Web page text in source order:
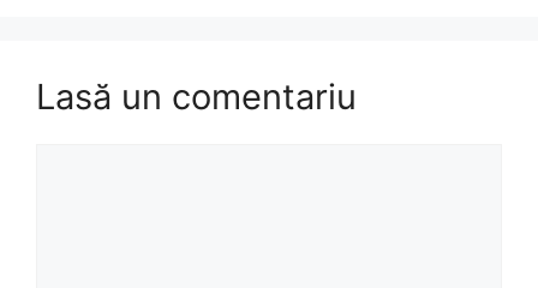
Lasă un comentariu